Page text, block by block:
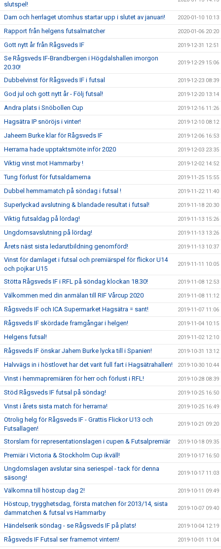
slutspel!
Dam och herrlaget utomhus startar upp i slutet av januari! 2020-01-10 10:13
Rapport från helgens futsalmatcher 2020-01-06 20:20
Gott nytt år från Rågsveds IF 2019-12-31 12:51
Se Rågsveds IF-Brandbergen i Högdalshallen imorgon
20.30!
2019-12-29 15:06
Dubbelvinst för Rågsveds IF i futsal 2019-12-23 08:39
God jul och gott nytt år - Följ futsal! 2019-12-20 13:14
Andra plats i Snöbollen Cup 2019-12-16 11:26
Hagsätra IP snöröjs i vinter! 2019-12-10 08:12
Jaheem Burke klar för Rågsveds IF 2019-12-06 16:53
Herrarna hade upptaktsmöte inför 2020 2019-12-03 23:35
Viktig vinst mot Hammarby ! 2019-12-02 14:52
Tung förlust för futsaldamerna 2019-11-25 15:55
Dubbel hemmamatch på söndag i futsal ! 2019-11-22 11:40
Superlyckad avslutning & blandade resultat i futsal! 2019-11-18 20:30
Viktig futsaldag på lördag! 2019-11-13 15:26
Ungdomsavslutning på lördag! 2019-11-13 13:26
Årets näst sista ledarutbildning genomförd! 2019-11-13 10:37
Vinst för damlaget i futsal och premiärspel för flickor U14
och pojkar U15
2019-11-11 10:05
Stötta Rågsveds IF i RFL på söndag klockan 18.30! 2019-11-08 12:53
Välkommen med din anmälan till RIF Vårcup 2020 2019-11-08 11:12
Rågsveds IF och ICA Supermarket Hagsätra = sant! 2019-11-07 11:06
Rågsveds IF skördade framgångar i helgen! 2019-11-04 10:15
Helgens futsal! 2019-11-02 12:10
Rågsveds IF önskar Jahem Burke lycka till i Spanien! 2019-10-31 13:12
Halvvägs in i höstlovet har det varit full fart i Hagsätrahallen! 2019-10-30 10:44
Vinst i hemmapremiären för herr och förlust i RFL! 2019-10-28 08:39
Stöd Rågsveds IF futsal på söndag! 2019-10-25 16:50
Vinst i årets sista match för herrarna! 2019-10-25 16:49
Otrolig helg för Rågsveds IF - Grattis Flickor U13 och
Futsallagen!
2019-10-21 09:20
Storslam för representationslagen i cupen & Futsalpremiär 2019-10-18 09:35
Premiär i Victoria & Stockholm Cup ikväll! 2019-10-17 16:50
Ungdomslagen avslutar sina seriespel - tack för denna
säsong!
2019-10-17 11:03
Välkomna till höstcup dag 2! 2019-10-11 09:49
Höstcup, trygghetsdag, första matchen för 2013/14, sista
dammatchen & futsal vs Hammarby
2019-10-07 09:40
Händelserik söndag - se Rågsveds IF på plats! 2019-10-04 12:19
Rågsveds IF Futsal ser framemot vintern! 2019-10-01 11:04